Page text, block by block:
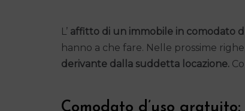
L’ affitto di un immobile in comodato
hanno a che fare. Nelle prossime
derivante dalla suddetta locazione.